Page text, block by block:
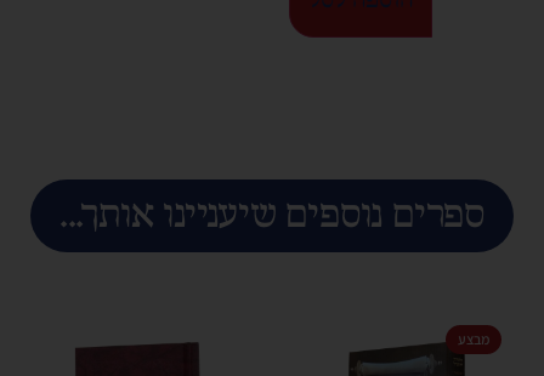
ספרים נוספים שיעניינו אותך...
מבצע